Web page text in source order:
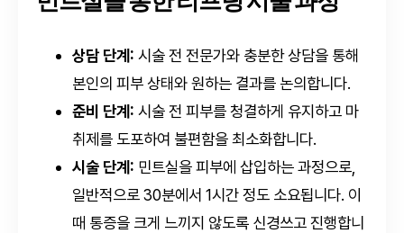
상담 단계: 시술 전 전문가와 충분한 상담을 통해
본인의 피부 상태와 원하는 결과를 논의합니다.
준비 단계: 시술 전 피부를 청결하게 유지하고 마
취제를 도포하여 불편함을 최소화합니다.
시술 단계: 민트실을 피부에 삽입하는 과정으로,
일반적으로 30분에서 1시간 정도 소요됩니다. 이
때 통증을 크게 느끼지 않도록 신경쓰고 진행합니